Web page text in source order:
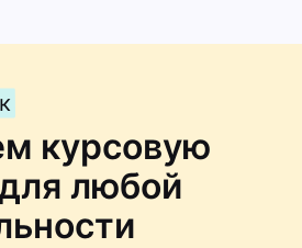
курсовую
любой